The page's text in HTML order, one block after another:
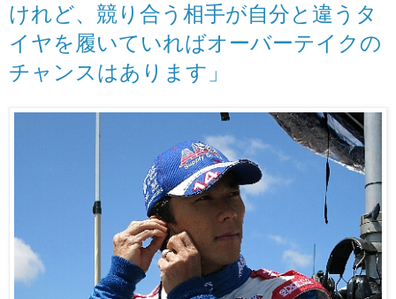
けれど、競り合う相手が自分と違うタ
イヤを履いていればオーバーテイクの
チャンスはあります」